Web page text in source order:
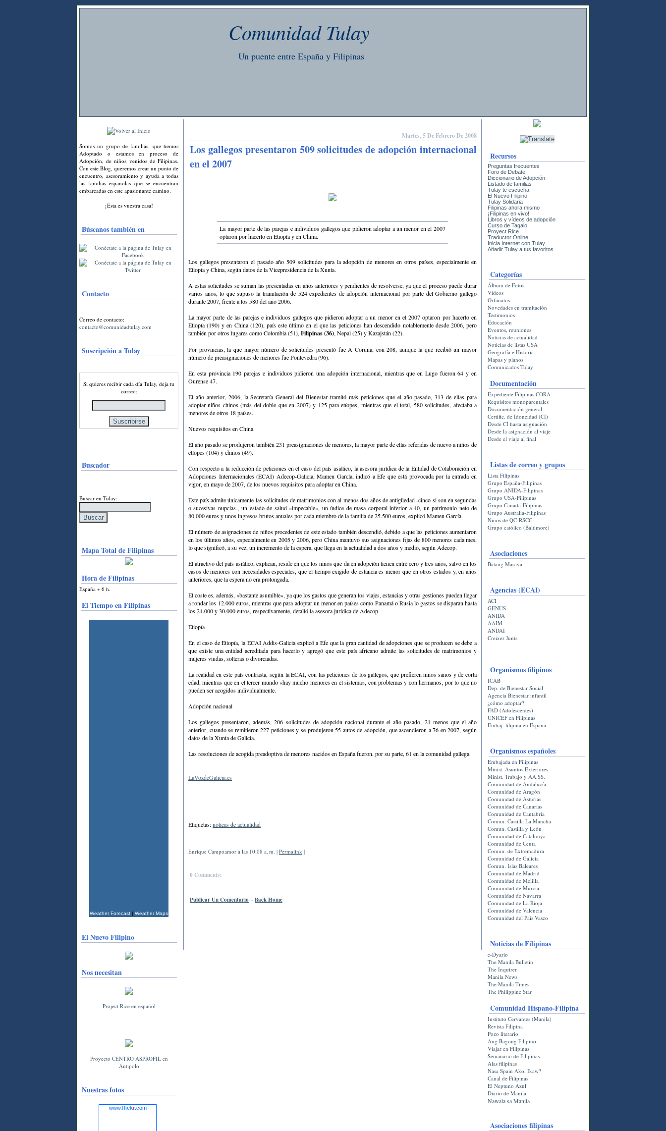
Comunidad Tulay
Un puente entre España y Filipinas
Somos un grupo de familias, que hemos
Adoptado o estamos en proceso de
Adopción, de niños venidos de Filipinas.
Con este Blog, queremos crear un punto de
encuentro, asesoramiento y ayuda a todas
las familias españolas que se encuentran
embarcadas en este apasionante camino.
¡Ésta es vuestra casa!
Búscanos también en
Contacto
Correo de contacto:
contacto@comunidadtulay.com
Suscripción a Tulay
Si quieres recibir cada día Tulay, deja tu
correo:
Buscador
Buscar en Tulay:
Mapa Total de Filipinas
Hora de Filipinas
España + 6 h.
El Tiempo en Filipinas
Weather Forecast | Weather Maps
El Nuevo Filipino
Nos necesitan
Project Rice en español
Proyecto CENTRO ASPROFIL en
Antipolo
Nuestras fotos
www.flickr.com
Recursos
Preguntas frecuentes
Foro de Debate
Diccionario de Adopción
Listado de familias
Tulay te escucha
El Nuevo Filipino
Tulay Solidaria
Filipinas ahora mismo
¡Filipinas en vivo!
Libros y vídeos de adopción
Curso de Tagalo
Proyect Rice
Traductor Online
Inicia Internet con Tulay
Añadir Tulay a tus favoritos
Categorí­as
Álbum de Fotos
Vídeos
Orfanatos
Novedades en tramitación
Testimonios
Educación
Eventos, reuniones
Noticias de actualidad
Noticias de listas USA
Geografía e Historia
Mapas y planos
Comunicados Tulay
Documentación
Expediente Filipinas CORA
Requisitos monoparentales
Documentación general
Certific. de Idoneidad (CI)
Desde CI hasta asignación
Desde la asignación al viaje
Desde el viaje al final
Listas de correo y grupos
Lista Filipinas
Grupo España-Filipinas
Grupo ANIDA-Filipinas
Grupo USA-Filipinas
Grupo Canadá-Filipinas
Grupo Australia-Filipinas
Niños de QC-RSCC
Grupo católico (Baltimore)
Asociaciones
Batang Masaya
Agencias (ECAI)
ACI
GENUS
ANIDA
AAIM
ANDAI
Creixer Junts
Organismos filipinos
ICAB
Dep. de Bienestar Social
Agencia Bienestar infantil
¿cómo adoptar?
FAD (Adolescentes)
UNICEF en Filipinas
Embaj. filipina en España
Organismos españoles
Embajada en Filipinas
Minist. Asuntos Exteriores
Minist. Trabajo y AA.SS.
Comunidad de Andalucí­a
Comunidad de Aragón
Comunidad de Asturias
Comunidad de Canarias
Comunidad de Cantabria
Comun. Castilla La Mancha
Comun. Castilla y León
Comunidad de Catalunya
Comunidad de Ceuta
Comun. de Extremadura
Comunidad de Galicia
Comun. Islas Baleares
Comunidad de Madrid
Comunidad de Melilla
Comunidad de Murcia
Comunidad de Navarra
Comunidad de La Rioja
Comunidad de Valencia
Comunidad del País Vasco
Noticias de Filipinas
e-Dyario
The Manila Bulletin
The Inquirer
Manila News
The Manila Times
The Philippine Star
Comunidad Hispano-Filipina
Instituto Cervantes (Manila)
Revista Filipina
Pozo literario
Ang Bagong Filipino
Viajar en Filipinas
Semanario de Filipinas
Alas filipinas
Nasa Spain Ako, Ikaw?
Canal de Filipinas
El Neptuno Azul
Diario de Manila
Nawala sa Manila
Asociaciones filipinas
Martes, 5 De Febrero De 2008
Los gallegos presentaron 509 solicitudes de adopción internacional
en el 2007
La mayor parte de las parejas e individuos gallegos que pidieron adoptar a un menor en el 2007
optaron por hacerlo en Etiopía y en China.
Los gallegos presentaron el pasado año 509 solicitudes para la adopción de menores en otros países, especialmente en
Etiopía y China, según datos de la Vicepresidencia de la Xunta.
A estas solicitudes se suman las presentadas en años anteriores y pendientes de resolverse, ya que el proceso puede durar
varios años, lo que supuso la tramitación de 524 expedientes de adopción internacional por parte del Gobierno gallego
durante 2007, frente a los 580 del año 2006.
La mayor parte de las parejas e individuos gallegos que pidieron adoptar a un menor en el 2007 optaron por hacerlo en
Etiopía (190) y en China (120), país este último en el que las peticiones han descendido notablemente desde 2006, pero
también por otros lugares como Colombia (51), Filipinas (36), Nepal (25) y Kazajstán (22).
Por provincias, la que mayor número de solicitudes presentó fue A Coruña, con 208, aunque la que recibió un mayor
número de preasignaciones de menores fue Pontevedra (96).
En esta provincia 190 parejas e individuos pidieron una adopción internacional, mientras que en Lugo fueron 64 y en
Ourense 47.
El año anterior, 2006, la Secretaría General del Bienestar tramitó más peticiones que el año pasado, 313 de ellas para
adoptar niños chinos (más del doble que en 2007) y 125 para etíopes, mientras que el total, 580 solicitudes, afectaba a
menores de otros 18 países.
Nuevos requisitos en China
El año pasado se produjeron también 231 preasignaciones de menores, la mayor parte de ellas referidas de nuevo a niños de
etíopes (104) y chinos (49).
Con respecto a la reducción de peticiones en el caso del país asiático, la asesora jurídica de la Entidad de Colaboración en
Adopciones Internacionales (ECAI) Adecop-Galicia, Mamen García, indicó a Efe que está provocada por la entrada en
vigor, en mayo de 2007, de los nuevos requisitos para adoptar en China.
Este país admite únicamente las solicitudes de matrimonios con al menos dos años de antigüedad -cinco si son en segundas
o sucesivas nupcias-, un estado de salud «impecable», un índice de masa corporal inferior a 40, un patrimonio neto de
80.000 euros y unos ingresos brutos anuales por cada miembro de la familia de 25.500 euros, explicó Mamen García.
El número de asignaciones de niños procedentes de este estado también descendió, debido a que las peticiones aumentaron
en los últimos años, especialmente en 2005 y 2006, pero China mantuvo sus asignaciones fijas de 800 menores cada mes,
lo que significó, a su vez, un incremento de la espera, que llega en la actualidad a dos años y medio, según Adecop.
El atractivo del país asiático, explican, reside en que los niños que da en adopción tienen entre cero y tres años, salvo en los
casos de menores con necesidades especiales, que el tiempo exigido de estancia es menor que en otros estados y, en años
anteriores, que la espera no era prolongada.
El coste es, además, «bastante asumible», ya que los gastos que generan los viajes, estancias y otras gestiones pueden llegar
a rondar los 12.000 euros, mientras que para adoptar un menor en países como Panamá o Rusia lo gastos se disparan hasta
los 24.000 y 30.000 euros, respectivamente, detalló la asesora jurídica de Adecop.
Etiopía
En el caso de Etiopía, la ECAI Addis-Galicia explicó a Efe que la gran cantidad de adopciones que se producen se debe a
que existe una entidad acreditada para hacerlo y agregó que este país africano admite las solicitudes de matrimonios y
mujeres viudas, solteras o divorciadas.
La realidad en este país contrasta, según la ECAI, con las peticiones de los gallegos, que prefieren niños sanos y de corta
edad, mientras que en el tercer mundo «hay mucho menores en el sistema», con problemas y con hermanos, por lo que no
pueden ser acogidos individualmente.
Adopción nacional
Los gallegos presentaron, además, 206 solicitudes de adopción nacional durante el año pasado, 21 menos que el año
anterior, cuando se remitieron 227 peticiones y se produjeron 55 autos de adopción, que ascendieron a 76 en 2007, según
datos de la Xunta de Galicia.
Las resoluciones de acogida preadoptiva de menores nacidos en España fueron, por su parte, 61 en la comunidad gallega.
LaVozdeGalicia.es
Etiquetas:noticas de actualidad
Enrique Campoamor a las 10:08 a. m. | Permalink |
0 Comments:
Publicar Un Comentario ~ Back Home